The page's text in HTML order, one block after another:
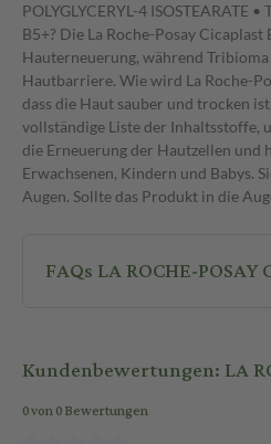
POLYGLYCERYL-4
B5+? Die La Roche-Posay
Hauterneuerung, während
Hautbarriere. Wie wird La Roche-
dass die Haut sauber und trocken
vollständige Liste der Inhaltsstoffe,
die Erneuerung der Hautzellen und
Erwachsenen, Kindern und Babys.
Augen. Sollte das Produkt in die
FAQs LA ROCHE-
Kundenbewertungen: LA
0 von 0 Bewertungen